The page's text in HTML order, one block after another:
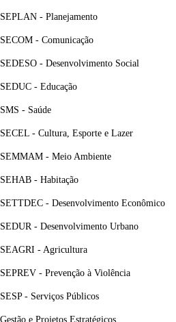
SEPLAN - Planejamento
SECOM - Comunicação
SEDESO - Desenvolvimento Social
SEDUC - Educação
SMS - Saúde
SECEL - Cultura, Esporte e Lazer
SEMMAM - Meio Ambiente
SEHAB - Habitação
SETTDEC - Desenvolvimento Econômico
SEDUR - Desenvolvimento Urbano
SEAGRI - Agricultura
SEPREV - Prevenção à Violência
SESP - Serviços Públicos
Gestão e Projetos Estratégicos